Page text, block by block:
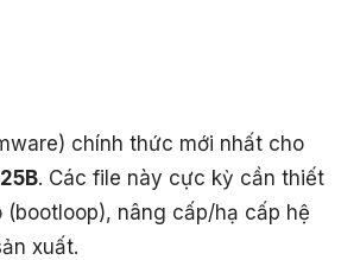
chính thức mới nhất cho
. Các file này cực kỳ cần thiết
nâng cấp/hạ cấp hệ
xuất.